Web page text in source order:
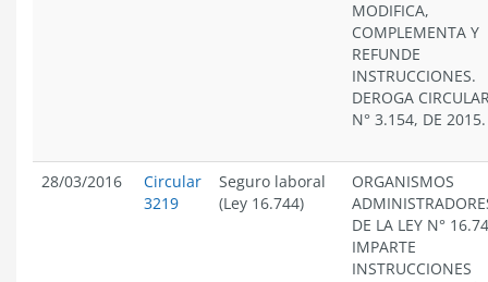
MODIFICA,
COMPLEMENTA Y
REFUNDE
INSTRUCCIONES.
DEROGA
N° 3.154, DE 2015.
28/03/2016
Circular
3219
Seguro laboral
(Ley 16.744)
ORGANISMOS
DE LA LEY N°
IMPARTE
INSTRUCCIONES